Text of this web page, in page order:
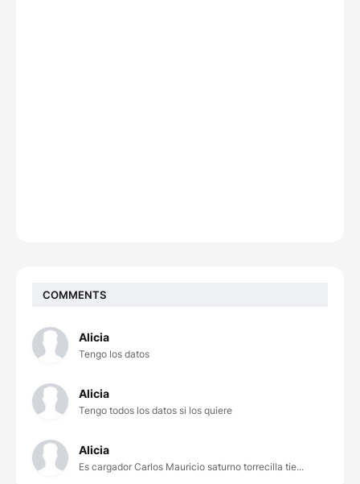
COMMENTS
Alicia
Tengo los datos
Alicia
Tengo todos los datos si los quiere
Alicia
Es cargador Carlos Mauricio saturno torrecilla tie...